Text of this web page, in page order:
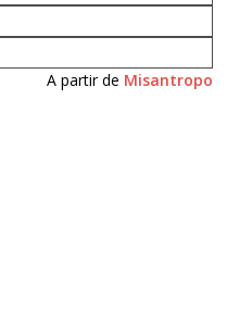
A partir de Misantropo